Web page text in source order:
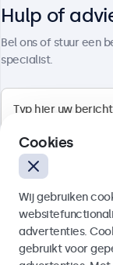
Nederlands
Hulp of
Bel ons of stuur een
specialist.
Cookies
Wij gebruiken
advertenties.
gebruikt voor